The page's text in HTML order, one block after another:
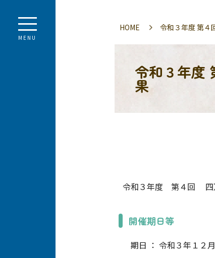
MENU
HOME 令和３年度 第
令和３年度
果
令和３年度 第４回 四万
開催期日等
期日 ： 令和３年１２